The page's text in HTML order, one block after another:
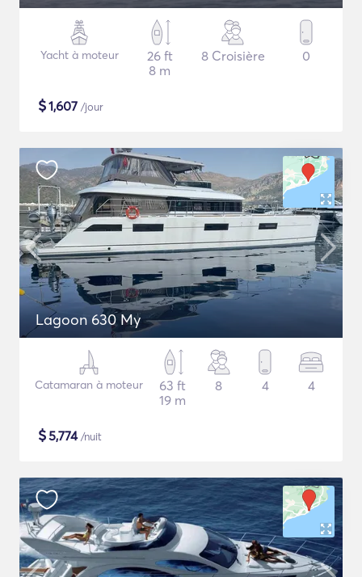
Yacht à moteur
26 ft
8 m
8 Croisière 0
$1,607 /jour
Lagoon 630 My
Catamaran à moteur
63 ft
19 m
8 4 4
$5,774/nuit